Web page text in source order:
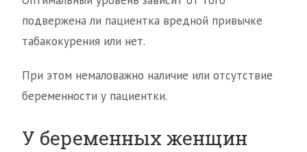
подвержена ли пациентка вредной привычке
табакокурения или нет.
При этом немаловажно наличие или отсутствие
беременности у пациентки.
У беременных женщин